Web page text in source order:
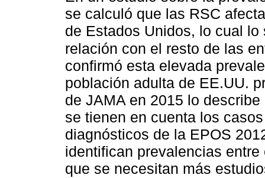
se calculó que las RSC
de Estados Unidos, lo cual
relación con el resto de las
confirmó esta elevada
población adulta de EE.UU.
de JAMA en 2015 lo
se tienen en cuenta los
diagnósticos de la EPOS
identifican prevalencias
que se necesitan más